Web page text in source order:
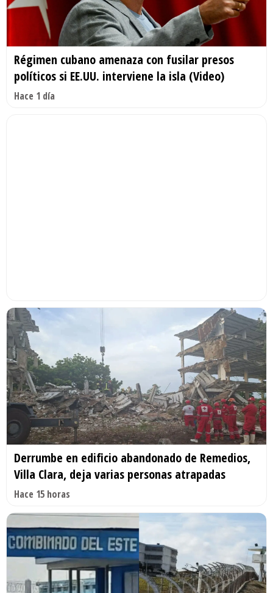
Régimen cubano amenaza con fusilar presos
políticos si EE.UU. interviene la isla (Video)
Hace 1 día
Derrumbe en edificio abandonado de Remedios,
Villa Clara, deja varias personas atrapadas
Hace 15 horas